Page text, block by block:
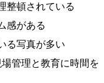
整頓されている
感がある
る写真が多い
管理と教育に時間を